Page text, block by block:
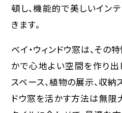
頓し、機能的で美しいイン
きます。
ベイ・ウィンドウ窓は、その
かで心地よい空間を作り出
スペース、植物の展示、収納
ドウ窓を活かす方法は無限